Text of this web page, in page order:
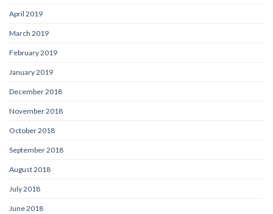
April 2019
March 2019
February 2019
January 2019
December 2018
November 2018
October 2018
September 2018
August 2018
July 2018
June 2018